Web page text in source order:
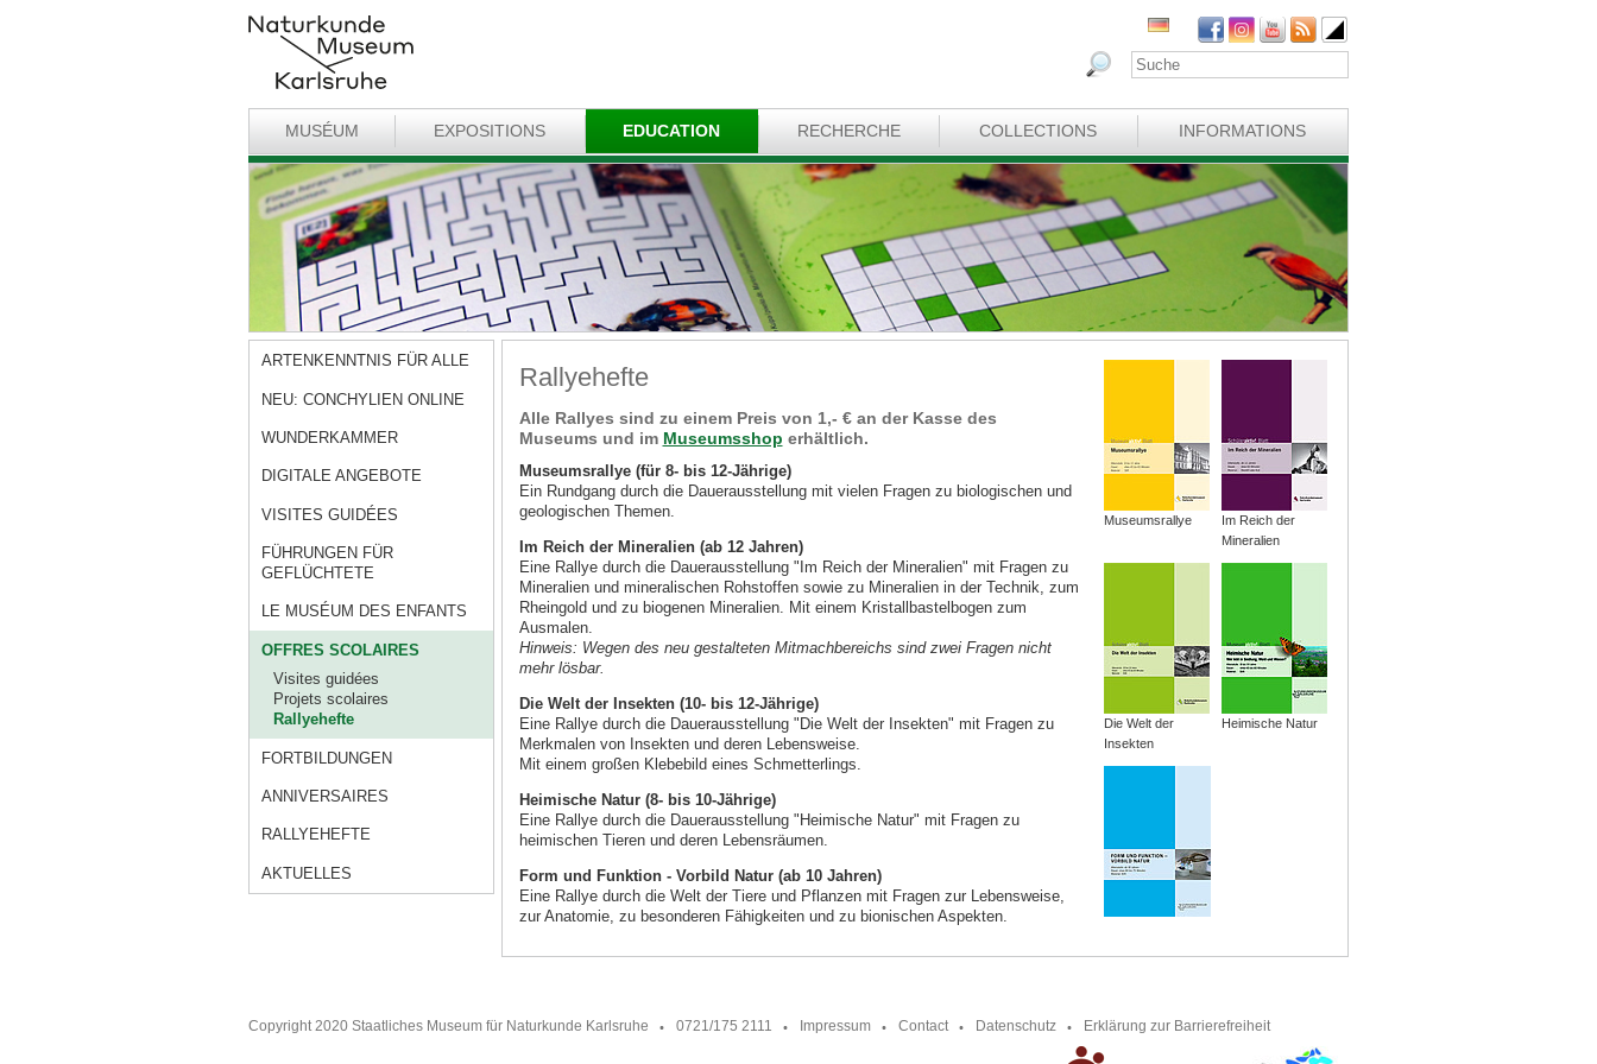
MUSÉUM EXPOSITIONS EDUCATION RECHERCHE COLLECTIONS INFORMATIONS
ARTENKENNTNIS FÜR ALLE
NEU: CONCHYLIEN ONLINE
WUNDERKAMMER
DIGITALE ANGEBOTE
VISITES GUIDÉES
FÜHRUNGEN FÜR
GEFLÜCHTETE
LE MUSÉUM DES ENFANTS
OFFRES SCOLAIRES
Visites guidées
Projets scolaires
Rallyehefte
FORTBILDUNGEN
ANNIVERSAIRES
RALLYEHEFTE
AKTUELLES
Rallyehefte
Alle Rallyes sind zu einem Preis von 1,- € an der Kasse des
Museums und im Museumsshop erhältlich.
Museumsrallye (für 8- bis 12-Jährige)
Ein Rundgang durch die Dauerausstellung mit vielen Fragen zu biologischen und
geologischen Themen.
Im Reich der Mineralien (ab 12 Jahren)
Eine Rallye durch die Dauerausstellung "Im Reich der Mineralien" mit Fragen zu
Mineralien und mineralischen Rohstoffen sowie zu Mineralien in der Technik, zum
Rheingold und zu biogenen Mineralien. Mit einem Kristallbastelbogen zum
Ausmalen.
Hinweis: Wegen des neu gestalteten Mitmachbereichs sind zwei Fragen nicht
mehr lösbar.
Die Welt der Insekten (10- bis 12-Jährige)
Eine Rallye durch die Dauerausstellung "Die Welt der Insekten" mit Fragen zu
Merkmalen von Insekten und deren Lebensweise.
Mit einem großen Klebebild eines Schmetterlings.
Heimische Natur (8- bis 10-Jährige)
Eine Rallye durch die Dauerausstellung "Heimische Natur" mit Fragen zu
heimischen Tieren und deren Lebensräumen.
Form und Funktion - Vorbild Natur (ab 10 Jahren)
Eine Rallye durch die Welt der Tiere und Pflanzen mit Fragen zur Lebensweise,
zur Anatomie, zu besonderen Fähigkeiten und zu bionischen Aspekten.
Museumsrallye
Im Reich der
Mineralien
Die Welt der
Insekten
Heimische Natur
Copyright 2020 Staatliches Museum für Naturkunde Karlsruhe 0721/175 2111 Impressum Contact Datenschutz Erklärung zur Barrierefreiheit